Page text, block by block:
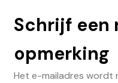
Schrijf een
opmerking
Het e-mailadres wordt